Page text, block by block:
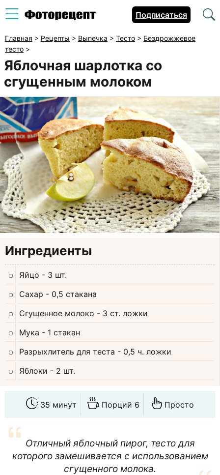
Подписаться
Главная > Рецепты > Выпечка > Тесто > Бездрожжевое
тесто >
Яблочная шарлотка со
сгущенным молоком
Ингредиенты
Яйцо - 3 шт.
Сахар - 0,5 стакана
Сгущенное молоко - 3 ст. ложки
Мука - 1 стакан
Разрыхлитель для теста - 0,5 ч. ложки
Яблоки - 2 шт.
35 минут Порций 6 Просто
Отличный яблочный пирог, тесто для
которого замешивается с использованием
сгущенного молока.